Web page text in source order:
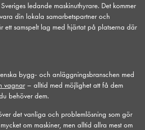
ledande maskinuthyrare. Det kommer
din lokala samarbetspartner och
ett samspelt lag med hjärtat på platserna där
bygg- och anläggningsbranschen med
vagnar– alltid med möjlighet att få dem
behöver dem.
det vanliga och problemlösning som gör
om maskiner, men alltid allra mest om